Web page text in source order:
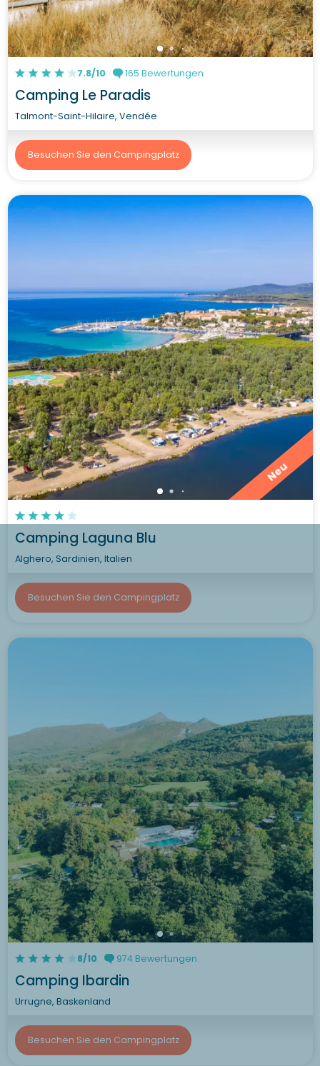
7.8/10 165 Bewertungen
Camping Le Paradis
Talmont-Saint-Hilaire, Vendée
Besuchen Sie den Campingplatz
Neu
Camping Laguna Blu
Alghero, Sardinien, Italien
Besuchen Sie den Campingplatz
8/10 974 Bewertungen
Camping Ibardin
Urrugne, Baskenland
Besuchen Sie den Campingplatz